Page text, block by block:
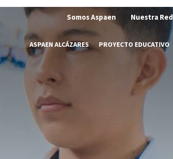
Somos Aspaen Nuestra Red
ASPAEN ALCÁZARES PROYECTO EDUCATIVO